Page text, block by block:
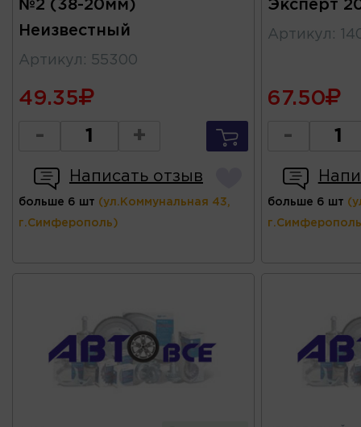
№2 (38-20мм)
Неизвестный
Артикул : 55300
49.35
- +
Написать отзыв
больше 6 шт (ул.Коммунальная 43,
г.Симферополь)
Эксперт
Артикул :
67.50
-
больше 6 шт